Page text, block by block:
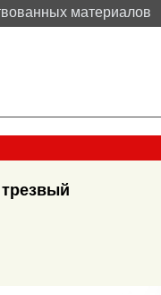
материалов